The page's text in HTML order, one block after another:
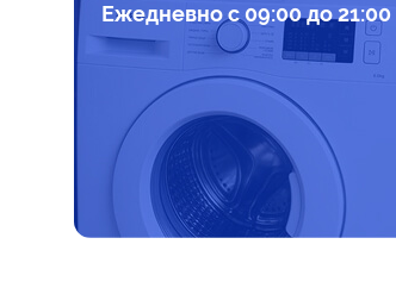
Ежедневно с 09:00 до 21:00